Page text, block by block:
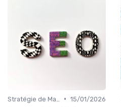
• 15/01/2026